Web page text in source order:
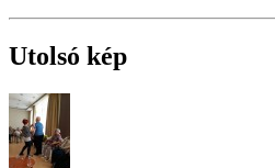
Utolsó kép